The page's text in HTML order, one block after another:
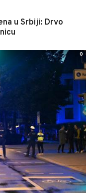
u Srbiji: Drvo
0